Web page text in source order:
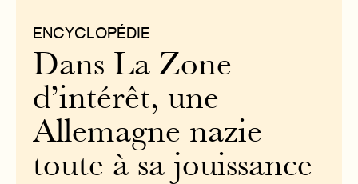
ENCYCLOPÉDIE
Dans La Zone
d’intérêt, une
Allemagne nazie
toute à sa jouissance